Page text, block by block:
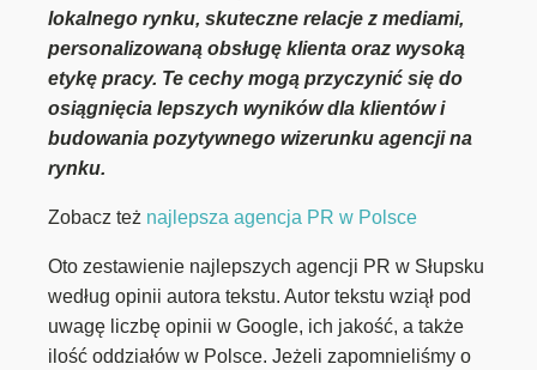
lokalnego rynku, skuteczne relacje z mediami,
personalizowaną obsługę klienta oraz wysoką
etykę pracy. Te cechy mogą przyczynić się do
osiągnięcia lepszych wyników dla klientów i
budowania pozytywnego wizerunku agencji na
rynku.
Zobacz też najlepsza agencja PR w Polsce
Oto zestawienie najlepszych agencji PR w Słupsku
według opinii autora tekstu. Autor tekstu wziął pod
uwagę liczbę opinii w Google, ich jakość, a także
ilość oddziałów w Polsce. Jeżeli zapomnieliśmy o